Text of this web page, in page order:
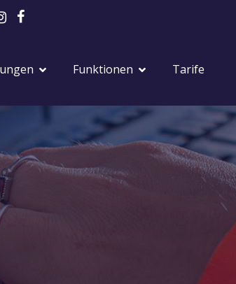
Geschäftlich
Geschäftliche
Veranstaltungen
Funktionen Tarife